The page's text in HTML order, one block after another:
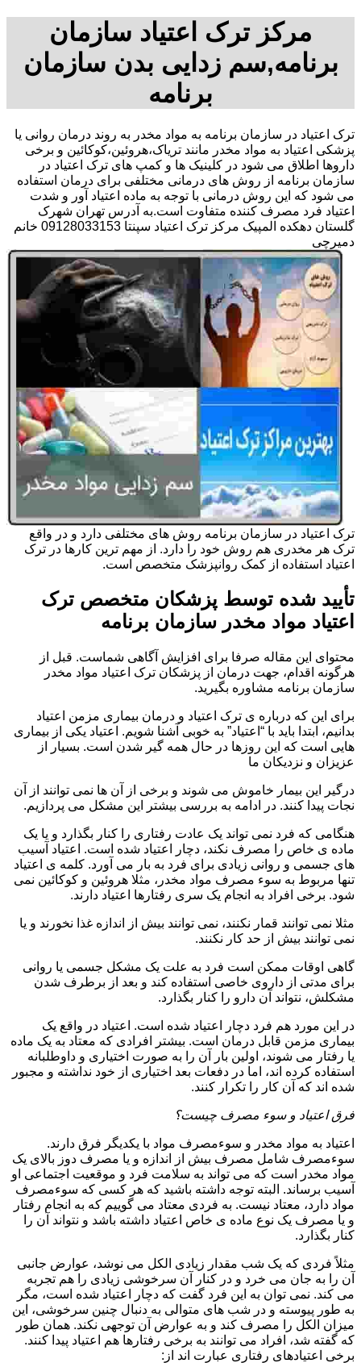
مرکز ترک اعتیاد سازمان
برنامه,سم زدایی بدن سازمان
برنامه
ترک اعتیاد در سازمان برنامه به مواد مخدر به روند درمان روانی یا
پزشکی اعتیاد به مواد مخدر مانند تریاک،هروئین،کوکائین و برخی
داروها اطلاق می شود در کلینیک ها و کمپ های ترک اعتیاد در
سازمان برنامه از روش های درمانی مختلفی برای درمان استفاده
می شود که این روش درمانی با توجه به ماده اعتیاد آور و شدت
اعتیاد فرد مصرف کننده متفاوت است.به آدرس تهران شهرک
گلستان دهکده المپیک مرکز ترک اعتیاد سپنتا 09128033153 خانم
دمیرچی
ترک اعتیاد در سازمان برنامه روش های مختلفی دارد و در واقع
ترک هر مخدری هم روش خود را دارد. از مهم ترین کارها در ترک
اعتیاد استفاده از کمک روانپزشک متخصص است.
تأیید شده توسط پزشکان متخصص ترک
اعتیاد مواد مخدر سازمان برنامه
محتوای این مقاله صرفا برای افزایش آگاهی شماست. قبل از
هرگونه اقدام، جهت درمان از پزشکان ترک اعتیاد مواد مخدر
سازمان برنامه مشاوره بگیرید.
برای این که درباره ی ترک اعتیاد و درمان بیماری مزمن اعتیاد
بدانیم، ابتدا باید با “اعتیاد” به خوبی آشنا شویم. اعتیاد یکی از بیماری
هایی است که این روزها در حال همه گیر شدن است. بسیار از
عزیزان و نزدیکان ما
درگیر این بیمار خاموش می شوند و برخی از آن ها نمی توانند از آن
نجات پیدا کنند. در ادامه به بررسی بیشتر این مشکل می پردازیم.
هنگامی که فرد نمی تواند یک عادت رفتاری را کنار بگذارد و یا یک
ماده ی خاص را مصرف نکند، دچار اعتیاد شده است. اعتیاد آسیب
های جسمی و روانی زیادی برای فرد به بار می آورد. کلمه ی اعتیاد
تنها مربوط به سوء مصرف مواد مخدر، مثلا هروئین و کوکائین نمی
شود. برخی افراد به انجام یک سری رفتارها اعتیاد دارند.
مثلا نمی توانند قمار نکنند، نمی توانند بیش از اندازه غذا نخورند و یا
نمی توانند بیش از حد کار نکنند.
گاهی اوقات ممکن است فرد به علت یک مشکل جسمی یا روانی
برای مدتی از داروی خاصی استفاده کند و بعد از برطرف شدن
مشکلش، نتواند آن دارو را کنار بگذارد.
در این مورد هم فرد دچار اعتیاد شده است. اعتیاد در واقع یک
بیماری مزمن قابل درمان است. بیشتر افرادی که معتاد به یک ماده
یا رفتار می شوند، اولین بار آن را به صورت اختیاری و داوطلبانه
استفاده کرده اند، اما در دفعات بعد اختیاری از خود نداشته و مجبور
شده اند که آن کار را تکرار کنند.
فرق اعتیاد و سوء مصرف چیست؟
اعتیاد به مواد مخدر و سوءمصرف مواد با یکدیگر فرق دارند.
سوءمصرف شامل مصرف بیش از اندازه و یا مصرف دوز بالای یک
مواد مخدر است که می تواند به سلامت فرد و موقعیت اجتماعی او
آسیب برساند. البته توجه داشته باشید که هر کسی که سوءمصرف
مواد دارد، معتاد نیست. به فردی معتاد می گوییم که به انجام رفتار
و یا مصرف یک نوع ماده ی خاص اعتیاد داشته باشد و نتواند آن را
کنار بگذارد.
مثلاً فردی که یک شب مقدار زیادی الکل می نوشد، عوارض جانبی
آن را به جان می خرد و در کنار آن سرخوشی زیادی را هم تجربه
می کند. نمی توان به این فرد گفت که دچار اعتیاد شده است، مگر
به طور پیوسته و در شب های متوالی به دنبال چنین سرخوشی، این
میزان الکل را مصرف کند و به عوارض آن توجهی نکند. همان طور
که گفته شد، افراد می توانند به برخی رفتارها هم اعتیاد پیدا کنند.
برخی اعتیادهای رفتاری عبارت اند از: